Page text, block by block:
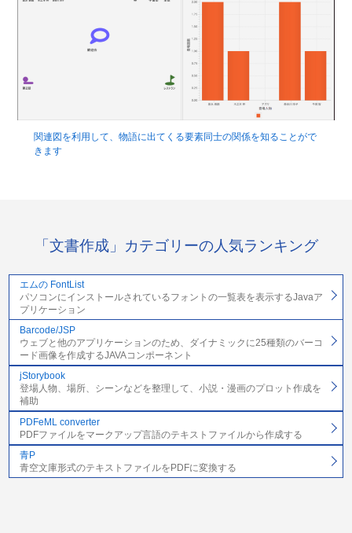
関連図を利用して、物語に出てくる要素同士の関係を知ることがで
きます
「文書作成」カテゴリーの人気ランキング
エムの FontList
パソコンにインストールされているフォントの一覧表を表示するJavaア
プリケーション
Barcode/JSP
ウェブと他のアプリケーションのため、ダイナミックに25種類のバーコ
ード画像を作成するJAVAコンポーネント
jStorybook
登場人物、場所、シーンなどを整理して、小説・漫画のプロット作成を
補助
PDFeML converter
PDFファイルをマークアップ言語のテキストファイルから作成する
青P
青空文庫形式のテキストファイルをPDFに変換する